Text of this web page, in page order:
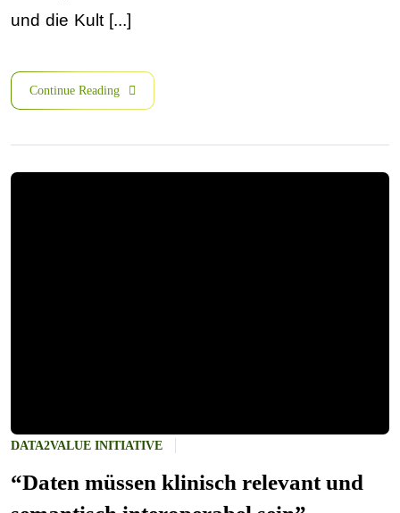
und die Kult [...]
Continue Reading
DATA2VALUE INITIATIVE
“Daten müssen klinisch relevant und